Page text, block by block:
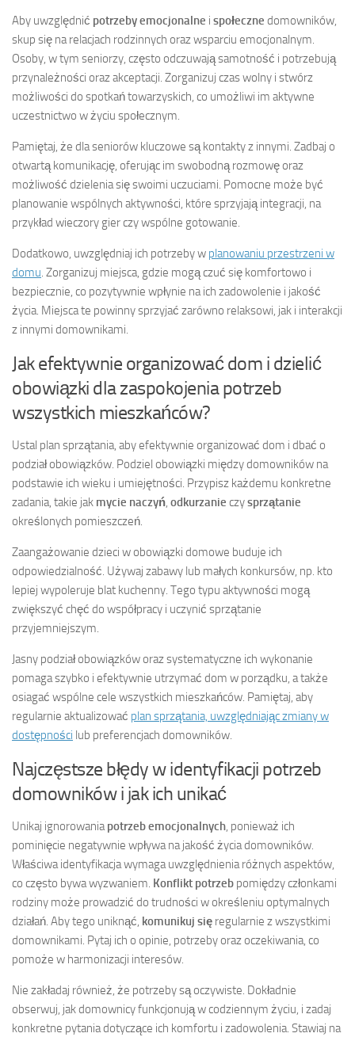
Aby uwzględnić potrzeby emocjonalne i społeczne domowników,
skup się na relacjach rodzinnych oraz wsparciu emocjonalnym.
Osoby, w tym seniorzy, często odczuwają samotność i potrzebują
przynależności oraz akceptacji. Zorganizuj czas wolny i stwórz
możliwości do spotkań towarzyskich, co umożliwi im aktywne
uczestnictwo w życiu społecznym.
Pamiętaj, że dla seniorów kluczowe są kontakty z innymi. Zadbaj o
otwartą komunikację, oferując im swobodną rozmowę oraz
możliwość dzielenia się swoimi uczuciami. Pomocne może być
planowanie wspólnych aktywności, które sprzyjają integracji, na
przykład wieczory gier czy wspólne gotowanie.
Dodatkowo, uwzględniaj ich potrzeby w planowaniu przestrzeni w
domu . Zorganizuj miejsca, gdzie mogą czuć się komfortowo i
bezpiecznie, co pozytywnie wpłynie na ich zadowolenie i jakość
życia. Miejsca te powinny sprzyjać zarówno relaksowi, jak i interakcji
z innymi domownikami.
Jak efektywnie organizować dom i dzielić
obowiązki dla zaspokojenia potrzeb
wszystkich mieszkańców?
Ustal plan sprzątania, aby efektywnie organizować dom i dbać o
podział obowiązków. Podziel obowiązki między domowników na
podstawie ich wieku i umiejętności. Przypisz każdemu konkretne
zadania, takie jak mycie naczyń odkurzanie czysprzątanie
określonych pomieszczeń.
Zaangażowanie dzieci w obowiązki domowe buduje ich
odpowiedzialność. Używaj zabawy lub małych konkursów, np. kto
lepiej wypoleruje blat kuchenny. Tego typu aktywności mogą
zwiększyć chęć do współpracy i uczynić sprzątanie
przyjemniejszym.
Jasny podział obowiązków oraz systematyczne ich wykonanie
pomaga szybko i efektywnie utrzymać dom w porządku, a także
osiagać wspólne cele wszystkich mieszkańców. Pamiętaj, aby
regularnie aktualizować plan sprzątania, uwzględniając zmiany w
dostępności lub preferencjach domowników.
Najczęstsze błędy w identyfikacji potrzeb
domowników i jak ich unikać
Unikaj ignorowania potrzeb emocjonalnych , ponieważ ich
pominięcie negatywnie wpływa na jakość życia domowników.
Właściwa identyfikacja wymaga uwzględnienia różnych aspektów,
co często bywa wyzwaniem. Konflikt potrzeb pomiędzy członkami
rodziny może prowadzić do trudności w określeniu optymalnych
działań. Aby tego uniknąć, komunikuj się regularnie z wszystkimi
domownikami. Pytaj ich o opinie, potrzeby oraz oczekiwania, co
pomoże w harmonizacji interesów.
Nie zakładaj również, że potrzeby są oczywiste. Dokładnie
obserwuj, jak domownicy funkcjonują w codziennym życiu, i zadaj
konkretne pytania dotyczące ich komfortu i zadowolenia. Stawiaj na